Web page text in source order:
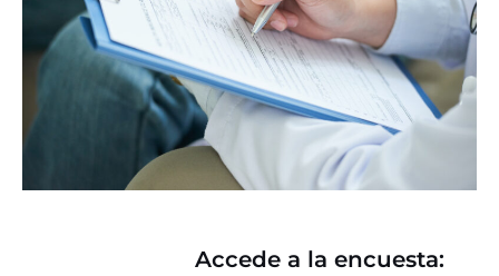
Accede a la encuesta: